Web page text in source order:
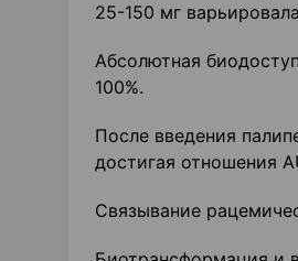
25-150 мг
Абсолютная
100%.
После введения
достигая отношения
Связывание